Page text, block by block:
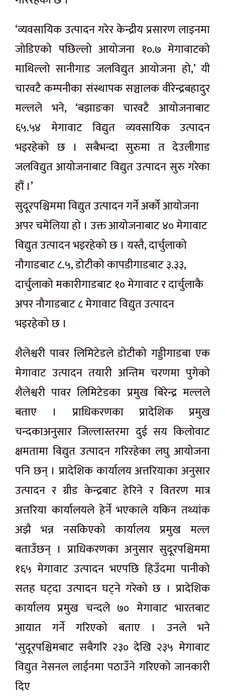
‘व्यवसायिक उत्पादन गरेर केन्द्रीय प्रसारण लाइनमा
जोडिएको पछिल्लो आयोजना १०.७ मेगावाटको
माथिल्लो सानीगाड जलविद्युत आयोजना हो,’ यी
चारवटै कम्पनीका संस्थापक सञ्चालक वीरेन्द्रबहादुर
मल्लले भने, ‘बझाङका चारवटै आयोजनाबाट
६५.५४ मेगावाट विद्युत व्यवसायिक उत्पादन
भइरहेको छ । सबैभन्दा सुरुमा त देउलीगाड
जलविद्युत आयोजनाबाट विद्युत उत्पादन सुरु गरेका
हौं ।’
सुदूरपश्चिममा विद्युत उत्पादन गर्ने अर्को आयोजना
अपर चमेलिया हो । उक्त आयोजनाबाट ४० मेगावाट
विद्युत उत्पादन भइरहेको छ । यस्तै, दार्चुलाको
नौगाडबाट ८.५, डोटीको कापडीगाडबाट ३.३३,
दार्चुलाको मकारीगाडबाट १० मेगावाट र दार्चुलाकै
अपर नौगाडबाट ८ मेगावाट विद्युत उत्पादन
भइरहेको छ ।
शैलेश्वरी पावर लिमिटेडले डोटीको गड्डीगाडबा एक
मेगावाट उत्पादन तयारी अन्तिम चरणमा पुगेको
शैलेश्वरी पावर लिमिटेडका प्रमुख बिरेन्द्र मल्लले
बताए । प्राधिकरणका प्रादेशिक प्रमुख
चन्दकाअनुसार जिल्लास्तरमा दुई सय किलोवाट
क्षमतामा विद्युत उत्पादन गरिरहेका लघु आयोजना
पनि छन् । प्रादेशिक कार्यालय अत्तरियाका अनुसार
उत्पादन र ग्रीड केन्द्रबाट हेरिने र वितरण मात्र
अत्तरिया कार्यालयले हेर्ने भएकाले यकिन तथ्यांक
अझै भन्न नसकिएको कार्यालय प्रमुख मल्ल
बताउँछन् । प्राधिकरणका अनुसार सुदूरपश्चिममा
१६५ मेगावाट उत्पादन भएपछि हिउँदमा पानीको
सतह घट्दा उत्पादन घट्ने गरेको छ । प्रादेशिक
कार्यालय प्रमुख चन्दले ७० मेगावाट भारतबाट
आयात गर्ने गरिएको बताए । उनले भने
‘सुदूरपश्चिमबाट सबैगरि २३० देखि २३५ मेगावाट
विद्युत नेसनल लाईनमा पठाउँने गरिएको जानकारी
दिए